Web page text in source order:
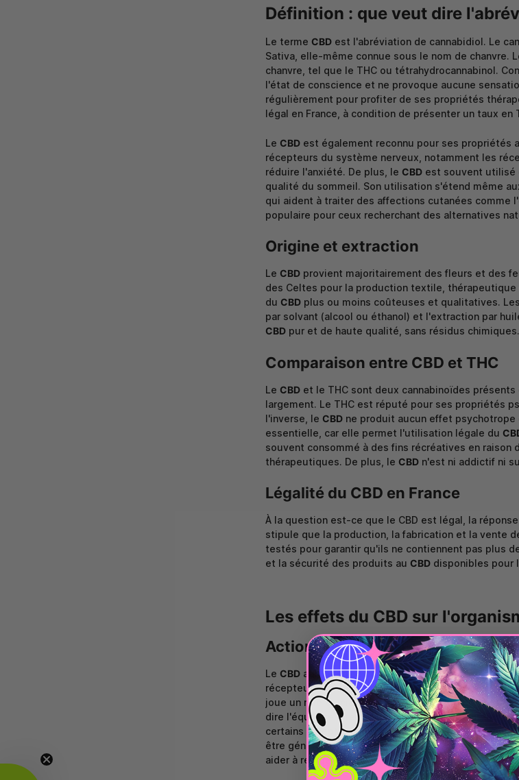
Définition : que veut dire
Le terme CBD est l'abréviation de cannabidiol. Le
Sativa, elle-même connue sous le nom de chanvre.
chanvre, tel que le THC ou tétrahydrocannabinol.
l'état de conscience et ne provoque aucune
régulièrement pour profiter de ses propriétés
légal en France, à condition de présenter un taux en
Le CBD est également reconnu pour ses propriétés
récepteurs du système nerveux, notamment les
réduire l'anxiété. De plus, le CBD est souvent utilisé
qualité du sommeil. Son utilisation s'étend même
qui aident à traiter des affections cutanées comme
populaire pour ceux recherchant des alternatives
Origine et extraction
Le CBD provient majoritairement des fleurs et des
des Celtes pour la production textile,
du CBD plus ou moins coûteuses et qualitatives.
par solvant (alcool ou éthanol) et l'extraction par
CBD pur et de haute qualité, sans résidus chimiques.
Comparaison entre CBD et THC
Le CBD et le THC sont deux cannabinoïdes
largement. Le THC est réputé pour ses propriétés
l'inverse, le CBD ne produit aucun effet
essentielle, car elle permet l'utilisation légale du
souvent consommé à des fins récréatives en raison
thérapeutiques. De plus, le CBD n'est ni addictif ni
Légalité du CBD en France
À la question est-ce que le CBD est légal, la
stipule que la production, la fabrication et la vente
testés pour garantir qu'ils ne contiennent pas plus
et la sécurité des produits au CBD disponibles pour
Les effets du CBD sur
Action sur le système
Le CBD agit principalement sur le système
récepteurs présents dans de nombreux organes
joue un rôle crucial dans la régulation de
dire l'équilibre interne du corps. Il agit notamment
certains récepteurs, leCBDpeut donc aider à
être général. De plus, il influence les récepteurs
aider à réguler diverses réponses corporelles.